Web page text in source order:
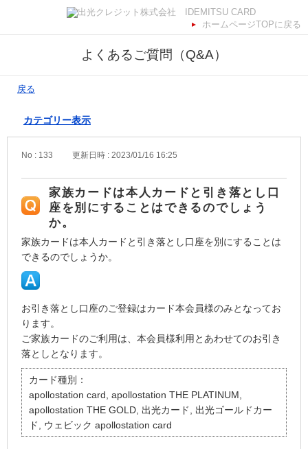
ホームページTOPに戻る
よくあるご質問（Q&A）
戻る
カテゴリー表示
No : 133 更新日時 : 2023/01/16 16:25
家族カードは本人カードと引き落とし口
座を別にすることはできるのでしょう
か。
家族カードは本人カードと引き落とし口座を別にすることは
できるのでしょうか。
お引き落とし口座のご登録はカード本会員様のみとなってお
ります。
ご家族カードのご利用は、本会員様利用とあわせてのお引き
落としとなります。
カード種別：
apollostation card, apollostation THE PLATINUM,
apollostation THE GOLD, 出光カード, 出光ゴールドカー
ド, ウェビック apollostation card